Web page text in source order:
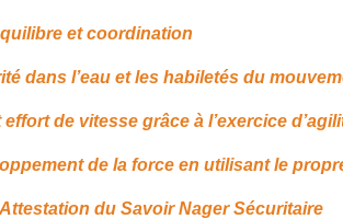
et coordination
dans l’eau et les habiletés du
de vitesse grâce à l’exercice
de la force en utilisant le
du Savoir Nager Sécuritaire